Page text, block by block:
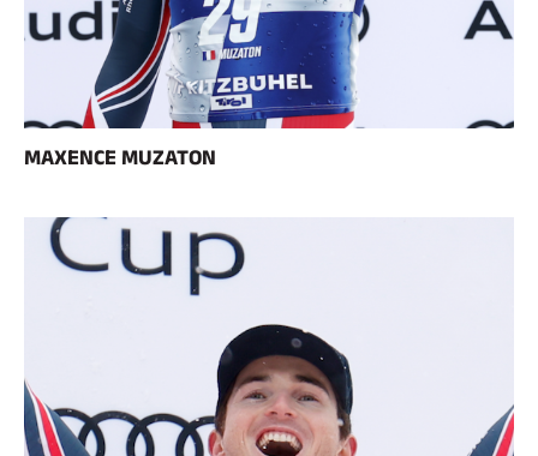
ESQUÍ TODO TERRENO
MAXENCE MUZATON